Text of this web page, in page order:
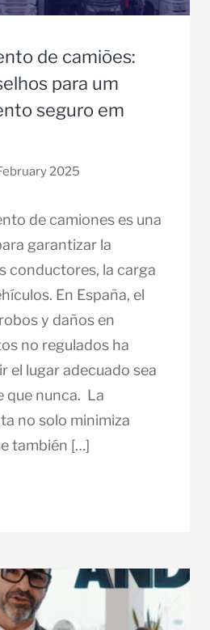
de camiões:
para um
seguro em
2025
de camiones es una
garantizar la
conductores, la carga
En España, el
y daños en
no regulados ha
el lugar adecuado sea
que nunca. La
no solo minimiza
también […]